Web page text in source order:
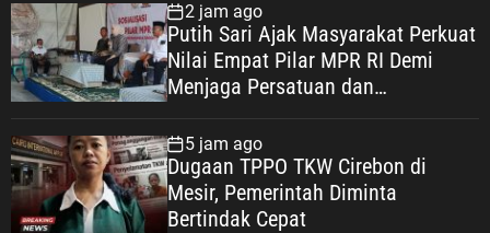
2 jam ago
Putih Sari Ajak Masyarakat Perkuat
Nilai Empat Pilar MPR RI Demi
Menjaga Persatuan dan
5 jam ago
Dugaan TPPO TKW Cirebon di
Mesir, Pemerintah Diminta
Bertindak Cepat